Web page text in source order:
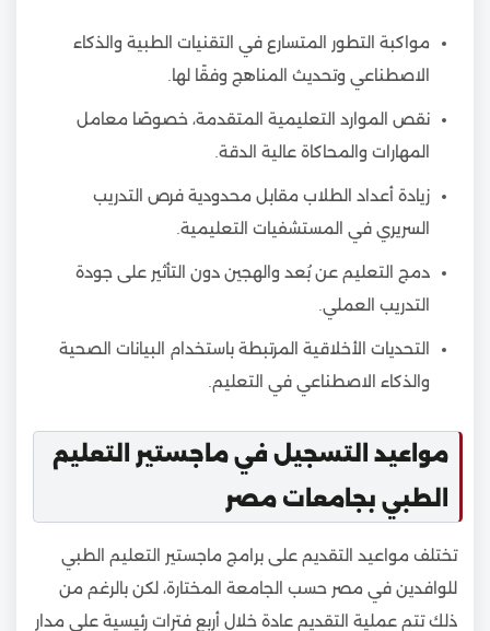
مواكبة التطور المتسارع في التقنيات الطبية والذكاء
الاصطناعي وتحديث المناهج وفقًا لها.
نقص الموارد التعليمية المتقدمة، خصوصًا معامل
المهارات والمحاكاة عالية الدقة.
زيادة أعداد الطلاب مقابل محدودية فرص التدريب
السريري في المستشفيات التعليمية.
دمج التعليم عن بُعد والهجين دون التأثير على جودة
التدريب العملي.
التحديات الأخلاقية المرتبطة باستخدام البيانات الصحية
والذكاء الاصطناعي في التعليم.
مواعيد التسجيل في ماجستير التعليم
الطبي بجامعات مصر
تختلف مواعيد التقديم على برامج ماجستير التعليم الطبي
للوافدين في مصر حسب الجامعة المختارة، لكن بالرغم من
ذلك تتم عملية التقديم عادة خلال أربع فترات رئيسية على مدار